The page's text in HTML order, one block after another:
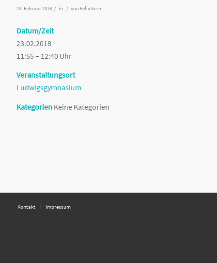
23. Februar 2018 / in / von Felix Kern
Datum/Zeit
23.02.2018
11:55 – 12:40 Uhr
Veranstaltungsort
Ludwigsgymnasium
KategorienKeine Kategorien
Kontakt Impressum